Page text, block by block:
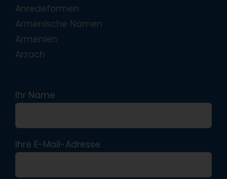
Anredeformen
Armenische Namen
Armenien
Arzach
Ihr Name
Ihre E-Mail-Adresse